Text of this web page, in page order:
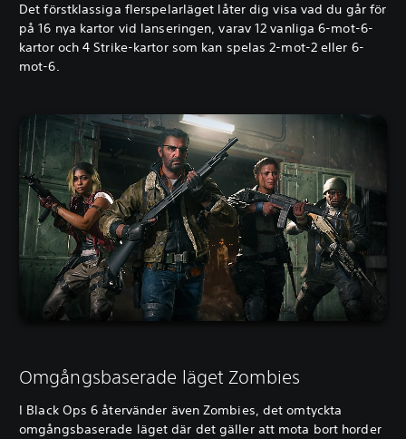
Det förstklassiga flerspelarläget låter dig visa vad du går för
på 16 nya kartor vid lanseringen, varav 12 vanliga 6-mot-6-
kartor och 4 Strike-kartor som kan spelas 2-mot-2 eller 6-
mot-6.
Omgångsbaserade läget Zombies
I Black Ops 6 återvänder även Zombies, det omtyckta
omgångsbaserade läget där det gäller att mota bort horder